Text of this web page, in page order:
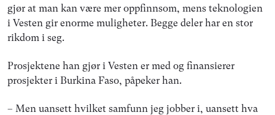
gjør at man kan være mer oppfinnsom, mens teknologien
i Vesten gir enorme muligheter. Begge deler har en stor
rikdom i seg.
Prosjektene han gjør i Vesten er med og finansierer
prosjekter i Burkina Faso, påpeker han.
– Men uansett hvilket samfunn jeg jobber i, uansett hva